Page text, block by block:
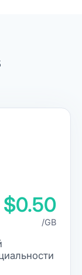
$0.50
/GB